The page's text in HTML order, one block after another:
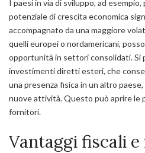
I paesi in via di sviluppo, ad
potenziale di crescita economica
accompagnato da una maggiore
quelli europei o nordamericani,
opportunità in settori consolidati. Si
investimenti diretti esteri, che
una presenza fisica in un altro
nuove attività. Questo può aprire le
fornitori.
Vantaggi fiscali